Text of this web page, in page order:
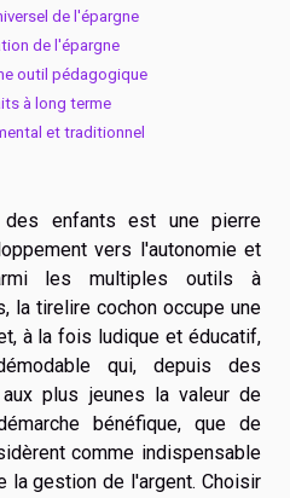
de l'épargne
de l'épargne
outil pédagogique
à long terme
et traditionnel
des enfants est une pierre
vers l'autonomie et
les multiples outils à
la tirelire cochon occupe une
à la fois ludique et éducatif,
qui, depuis des
plus jeunes la valeur de
bénéfique, que de
comme indispensable
la gestion de l'argent. Choisir